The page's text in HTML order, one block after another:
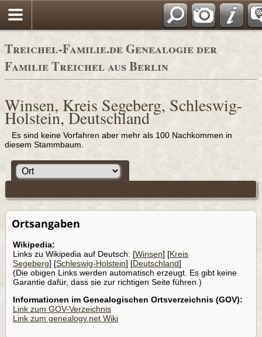
Adressbücher
Treichel-Familie.de Genealogie der
Familie Treichel aus Berlin
Winsen, Kreis Segeberg, Schleswig-
Holstein, Deutschland
Es sind keine Vorfahren aber mehr als 100 Nachkommen in
diesem Stammbaum.
Ortsangaben
Wikipedia:
Links zu Wikipedia auf Deutsch: [Winsen] [Kreis
Segeberg] [Schleswig-Holstein] [Deutschland]
(Die obigen Links werden automatisch erzeugt. Es gibt keine
Garantie dafür, dass sie zur richtigen Seite führen.)
Informationen im Genealogischen Ortsverzeichnis (GOV):
Link zum GOV-Verzeichnis
Link zum genealogy.net Wiki